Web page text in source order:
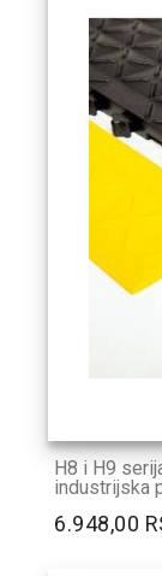
H8 i H9
industrijska
6.948,00